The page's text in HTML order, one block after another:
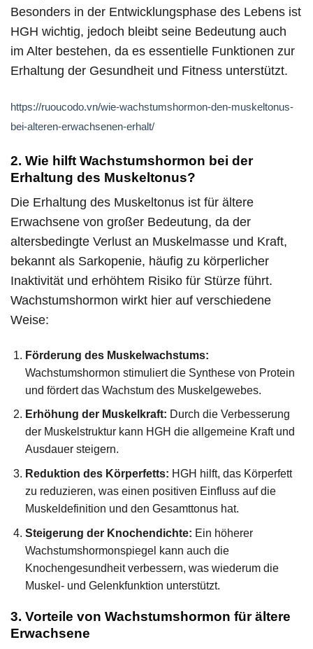
Besonders in der Entwicklungsphase des Lebens ist
HGH wichtig, jedoch bleibt seine Bedeutung auch
im Alter bestehen, da es essentielle Funktionen zur
Erhaltung der Gesundheit und Fitness unterstützt.
https://ruoucodo.vn/wie-wachstumshormon-den-muskeltonus-
bei-alteren-erwachsenen-erhalt/
2. Wie hilft Wachstumshormon bei der
Erhaltung des Muskeltonus?
Die Erhaltung des Muskeltonus ist für ältere
Erwachsene von großer Bedeutung, da der
altersbedingte Verlust an Muskelmasse und Kraft,
bekannt als Sarkopenie, häufig zu körperlicher
Inaktivität und erhöhtem Risiko für Stürze führt.
Wachstumshormon wirkt hier auf verschiedene
Weise:
Förderung des Muskelwachstums:
Wachstumshormon stimuliert die Synthese von Protein
und fördert das Wachstum des Muskelgewebes.
Erhöhung der Muskelkraft: Durch die Verbesserung
der Muskelstruktur kann HGH die allgemeine Kraft und
Ausdauer steigern.
Reduktion des Körperfetts: HGH hilft, das Körperfett
zu reduzieren, was einen positiven Einfluss auf die
Muskeldefinition und den Gesamttonus hat.
Steigerung der Knochendichte: Ein höherer
Wachstumshormonspiegel kann auch die
Knochengesundheit verbessern, was wiederum die
Muskel- und Gelenkfunktion unterstützt.
3. Vorteile von Wachstumshormon für ältere
Erwachsene